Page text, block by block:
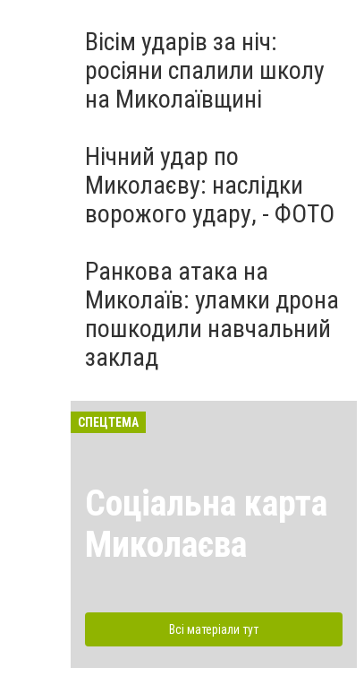
Вісім ударів за ніч:
росіяни спалили школу
на Миколаївщині
Нічний удар по
Миколаєву: наслідки
ворожого удару, - ФОТО
Ранкова атака на
Миколаїв: уламки дрона
пошкодили навчальний
заклад
СПЕЦТЕМА
Соціальна карта
Миколаєва
Всі матеріали тут